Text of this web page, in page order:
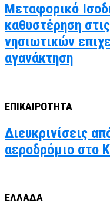
Μεταφορικό
καθυστέρηση
νησιωτικών
αγανάκτηση
ΕΠΙΚΑΙΡΟΤΗΤΑ
Διευκρινίσεις
αεροδρόμιο στο
ΕΛΛΑΔΑ